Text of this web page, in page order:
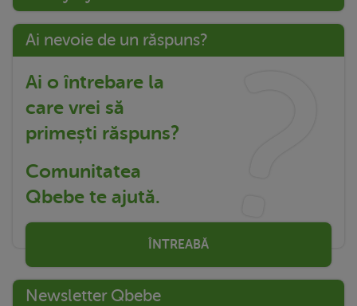
Ai nevoie de un răspuns?
Ai o întrebare la
care vrei să
primești răspuns?
Comunitatea
Qbebe te ajută.
ÎNTREABĂ
Newsletter Qbebe